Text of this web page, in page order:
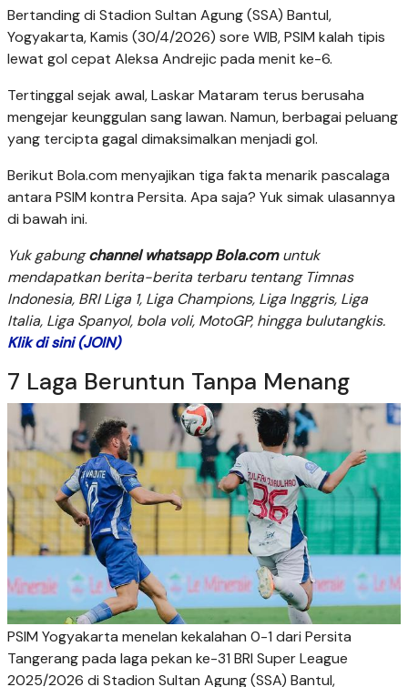
Bertanding di Stadion Sultan Agung (SSA) Bantul,
Yogyakarta, Kamis (30/4/2026) sore WIB, PSIM kalah tipis
lewat gol cepat Aleksa Andrejic pada menit ke-6.
Tertinggal sejak awal, Laskar Mataram terus berusaha
mengejar keunggulan sang lawan. Namun, berbagai peluang
yang tercipta gagal dimaksimalkan menjadi gol.
Berikut Bola.com menyajikan tiga fakta menarik pascalaga
antara PSIM kontra Persita. Apa saja? Yuk simak ulasannya
di bawah ini.
Yuk gabungchannel whatsapp Bola.comuntuk
mendapatkan berita-berita terbaru tentang Timnas
Indonesia, BRI Liga 1, Liga Champions, Liga Inggris, Liga
Italia, Liga Spanyol, bola voli, MotoGP, hingga bulutangkis.
Klik di sini (JOIN)
7 Laga Beruntun Tanpa Menang
PSIM Yogyakarta menelan kekalahan 0-1 dari Persita
Tangerang pada laga pekan ke-31 BRI Super League
2025/2026 di Stadion Sultan Agung (SSA) Bantul,